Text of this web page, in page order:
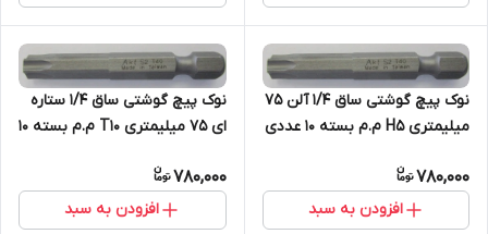
نوک پیچ گوشتی ساق 1/4 آلن 75
میلیمتری H5 م.م بسته 10 عددی
780,000
افزودن به سبد
نوک پیچ گوشتی ساق 1/4 ستاره
ای 75 میلیمتری T10 م.م بسته 10
780,000
افزودن به سبد